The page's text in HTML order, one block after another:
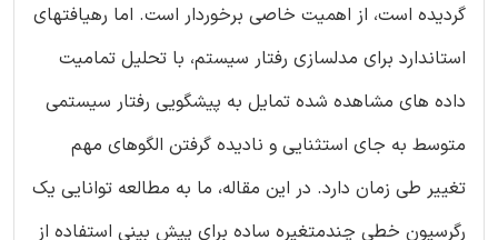
گردیده است، از اهمیت خاصی برخوردار است. اما رهیافتهای
استاندارد برای مدلسازی رفتار سیستم، با تحلیل تمامیت
داده های مشاهده شده تمایل به پیشگویی رفتار سیستمی
متوسط به جای استثنایی و نادیده گرفتن الگوهای مهم
تغییر طی زمان دارد. در این مقاله، ما به مطالعه توانایی یک
رگرسیون خطی چندمتغیره ساده برای پیش بینی استفاده از